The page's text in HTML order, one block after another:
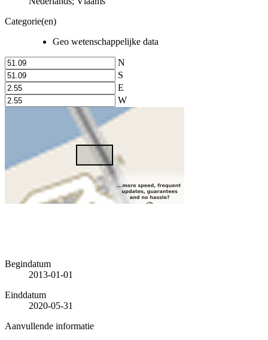
Categorie(en)
Geo wetenschappelijke data
N
S
E
W
Begindatum
2013-01-01
Einddatum
2020-05-31
Aanvullende informatie